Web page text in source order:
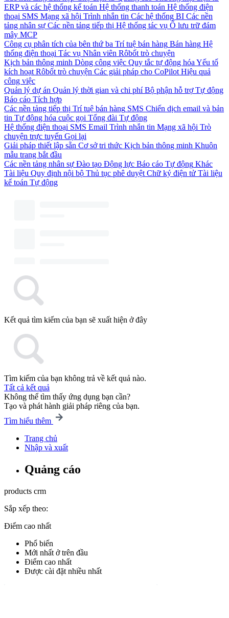
ERP và các hệ thống kế toán Hệ thống thanh toán Hệ thống điện
thoại SMS Mạng xã hội Trình nhắn tin Các hệ thống BI Các nền
tảng nhân sự Các nền tảng tiếp thị Hệ thống tác vụ Ổ lưu trữ đám
mây MCP
Công cụ phân tích của bên thứ ba Trí tuệ bán hàng Bán hàng Hệ
thống điện thoại Tác vụ Nhân viên Rôbốt trò chuyện
Kịch bản thông minh Dòng công việc Quy tắc tự động hóa Yếu tố
kích hoạt Rôbốt trò chuyện Các giải pháp cho CoPilot Hiệu quả
công việc
Quản lý dự án Quản lý thời gian và chi phí Bộ phận hỗ trợ Tự động
Báo cáo Tích hợp
Các nền tảng tiếp thị Trí tuệ bán hàng SMS Chiến dịch email và bản
tin Tự động hóa cuộc gọi Tổng đài Tự động
Hệ thống điện thoại SMS Email Trình nhắn tin Mạng xã hội Trò
chuyện trực tuyến Gọi lại
Giải pháp thiết lập sẵn Cơ sở tri thức Kịch bản thông minh Khuôn
mẫu trang bắt đầu
Các nền tảng nhân sự Đào tạo Động lực Báo cáo Tự động Khác
Tài liệu Quy định nội bộ Thủ tục phê duyệt Chữ ký điện tử Tài liệu
kế toán Tự động
Kết quả tìm kiếm của bạn sẽ xuất hiện ở đây
Tìm kiếm của bạn không trả về kết quả nào.
Tất cả kết quả
Không thể tìm thấy ứng dụng bạn cần?
Tạo và phát hành giải pháp riêng của bạn.
Tìm hiểu thêm
Trang chủ
Nhập và xuất
Quảng cáo
products crm
Sắp xếp theo:
Điểm cao nhất
Phổ biến
Mới nhất ở trên đầu
Điểm cao nhất
Được cài đặt nhiều nhất